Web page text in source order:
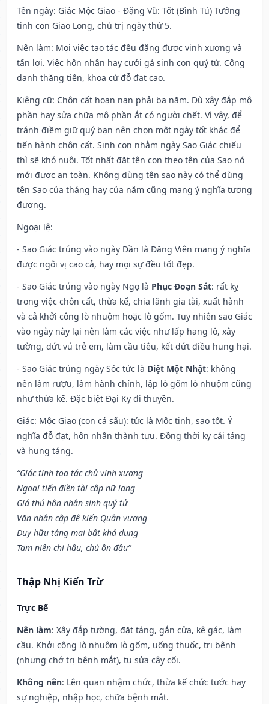
Tên ngày: Giác Mộc Giao - Đặng Vũ: Tốt (Bình Tú) Tướng
tinh con Giao Long, chủ trị ngày thứ 5.
Nên làm: Mọi việc tạo tác đều đặng được vinh xương và
tấn lợi. Việc hôn nhân hay cưới gả sinh con quý tử. Công
danh thăng tiến, khoa cử đỗ đạt cao.
Kiêng cữ: Chôn cất hoạn nạn phải ba năm. Dù xây đắp mộ
phần hay sửa chữa mộ phần ắt có người chết. Vì vậy, để
tránh điềm giữ quý bạn nên chọn một ngày tốt khác để
tiến hành chôn cất. Sinh con nhằm ngày Sao Giác chiếu
thì sẽ khó nuôi. Tốt nhất đặt tên con theo tên của Sao nó
mới được an toàn. Không dùng tên sao này có thể dùng
tên Sao của tháng hay của năm cũng mang ý nghĩa tương
đương.
Ngoại lệ:
- Sao Giác trúng vào ngày Dần là Đăng Viên mang ý nghĩa
được ngôi vị cao cả, hay mọi sự đều tốt đẹp.
- Sao Giác trúng vào ngày Ngọ là Phục Đoạn Sát: rất kỵ
trong việc chôn cất, thừa kế, chia lãnh gia tài, xuất hành
và cả khởi công lò nhuộm hoặc lò gốm. Tuy nhiên sao Giác
vào ngày này lại nên làm các việc như lấp hang lỗ, xây
tường, dứt vú trẻ em, làm cầu tiêu, kết dứt điều hung hại.
- Sao Giác trúng ngày Sóc tức là Diệt Một Nhật: không
nên làm rượu, làm hành chính, lập lò gốm lò nhuộm cũng
như thừa kế. Đặc biệt Đại Kỵ đi thuyền.
Giác: Mộc Giao (con cá sấu): tức là Mộc tinh, sao tốt. Ý
nghĩa đỗ đạt, hôn nhân thành tựu. Đồng thời kỵ cải táng
và hung táng.
“Giác tinh tọa tác chủ vinh xương
Ngoại tiến điền tài cập nữ lang
Giá thú hôn nhân sinh quý tử
Văn nhân cập đệ kiến Quân vương
Duy hữu táng mai bất khả dụng
Tam niên chi hậu, chủ ôn đậu”
Thập Nhị Kiến Trừ
Trực Bế
Nên làm: Xây đắp tường, đặt táng, gắn cửa, kê gác, làm
cầu. Khởi công lò nhuộm lò gốm, uống thuốc, trị bệnh
(nhưng chớ trị bệnh mắt), tu sửa cây cối.
Không nên: Lên quan nhậm chức, thừa kế chức tước hay
sự nghiệp, nhập học, chữa bệnh mắt.